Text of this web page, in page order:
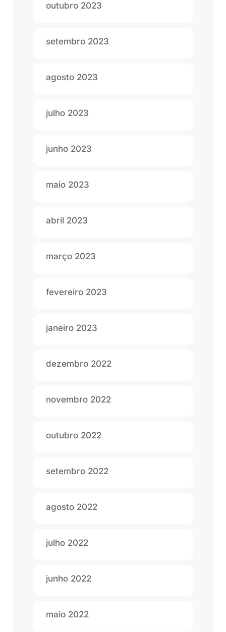
outubro 2023
setembro 2023
agosto 2023
julho 2023
junho 2023
maio 2023
abril 2023
março 2023
fevereiro 2023
janeiro 2023
dezembro 2022
novembro 2022
outubro 2022
setembro 2022
agosto 2022
julho 2022
junho 2022
maio 2022